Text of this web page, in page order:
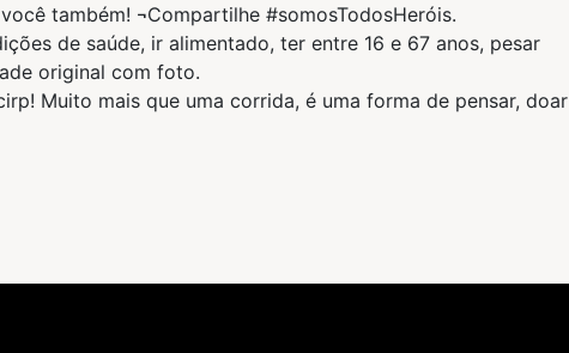
também! ¬Compartilhe #somosTodosHeróis.
de saúde, ir alimentado, ter entre 16 e 67 anos, pesar
original com foto.
Muito mais que uma corrida, é uma forma de pensar, doar